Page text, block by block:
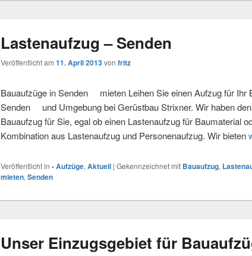
Lastenaufzug – Senden
Veröffentlicht am 11. April 2013von fritz
Bauaufzüge in Senden mieten Leihen Sie einen Aufzug für Ihr
Senden und Umgebung bei Gerüstbau Strixner. Wir haben
Bauaufzug für Sie, egal ob einen Lastenaufzug für Baumaterial
Kombination aus Lastenaufzug und Personenaufzug. Wir bieten
Veröffentlicht in - Aufzüge, Aktuell | Gekennzeichnet mit Bauaufzug,
mieten, Senden
Unser Einzugsgebiet für